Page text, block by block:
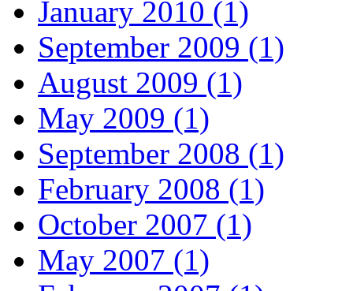
January 2010 (1)
September 2009 (1)
August 2009 (1)
May 2009 (1)
September 2008 (1)
February 2008 (1)
October 2007 (1)
May 2007 (1)